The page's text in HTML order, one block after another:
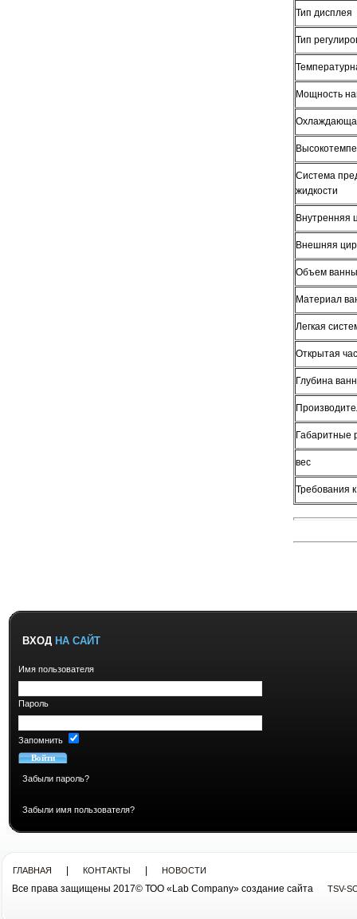
Тип дисплея
Тип
Мощность
Система
жидкости
Внутренняя
Внешняя
Объем ванны
Материал
Легкая
Открытая
Глубина
Габаритные
вес
Требования
ВХОД НА САЙТ
Имя пользователя
Пароль
Запомнить
Забыли пароль?
Забыли имя пользователя?
ГЛАВНАЯ КОНТАКТЫ НОВОСТИ
Все права защищены 2017© ТОО «Lab Company» cоздание сайта TSV-